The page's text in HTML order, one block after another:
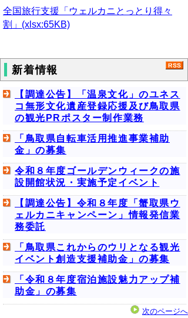
全国旅行支援「ウェルカニとっとり得々
割」(xlsx:65KB)
新着情報
【調達公告】「温泉文化」のユネス
コ無形文化遺産登録応援及び鳥取県
の観光PRポスター制作業務
「鳥取県自転車活用推進事業補助
金」の募集
令和８年度ゴールデンウィークの施
設開館状況・実施予定イベント
【調達公告】令和８年度「蟹取県ウ
ェルカニキャンペーン」情報発信業
務委託
「鳥取県これからのウリとなる観光
イベント創造支援補助金」の募集
「令和８年度宿泊施設魅力アップ補
助金」の募集
次のページへ